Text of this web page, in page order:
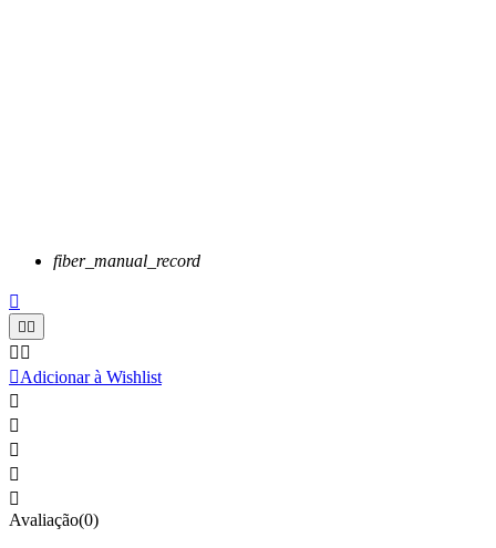
fiber_manual_record

 
 
Adicionar à Wishlist





Avaliação(0)